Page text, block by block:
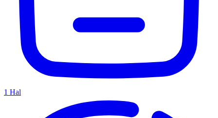
1 Hal